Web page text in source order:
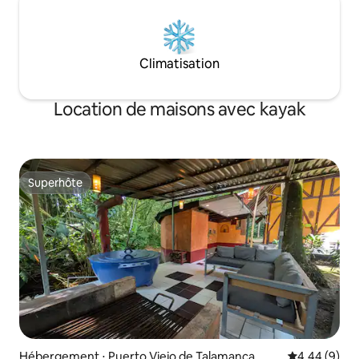
Climatisation
Location de maisons avec kayak
Superhôte
Superhôte